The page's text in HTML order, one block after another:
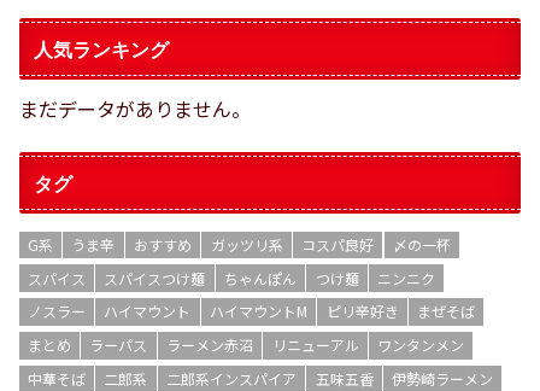
人気ランキング
まだデータがありません。
タグ
G系 うま辛 おすすめ ガッツリ系 コスパ良好
〆の一杯
スパイス
スパイスつけ麺 ちゃんぽん つけ麺
ニンニク
ノスラー
ハイマウント ハイマウントM ピリ辛好き
まぜそば
まとめ
ラーパス ラーメン赤沼 リニューアル
ワンタンメン
中華そば
二郎系 二郎系インスパイア 五味五香
伊勢崎ラーメン